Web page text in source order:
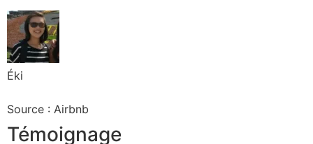
Éki
Source : Airbnb
Témoignage